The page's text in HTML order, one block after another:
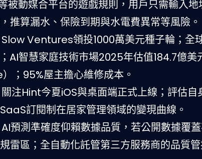
動媒合平台的遊戲規則，用戶只需輸入地
推算漏水、保險到期與水電費異常等風險。
Slow Ventures領投1000萬美元種子輪；全
AI智慧家庭技術市場2025年估值184.7億
；95%屋主擔心維修成本。
關注Hint今夏iOS與桌面端正式上線；評估
訂閱制在居家管理領域的變現曲線。
AI預測準確度仰賴數據品質，若公開數據覆
雷區；全自動化託管第三方服務商的品質管